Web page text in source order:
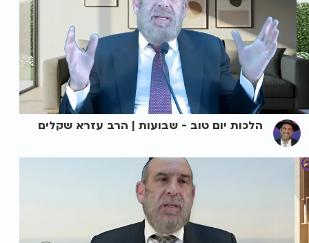
הלכות יום טוב - שבועות | הרב עזרא שקלים